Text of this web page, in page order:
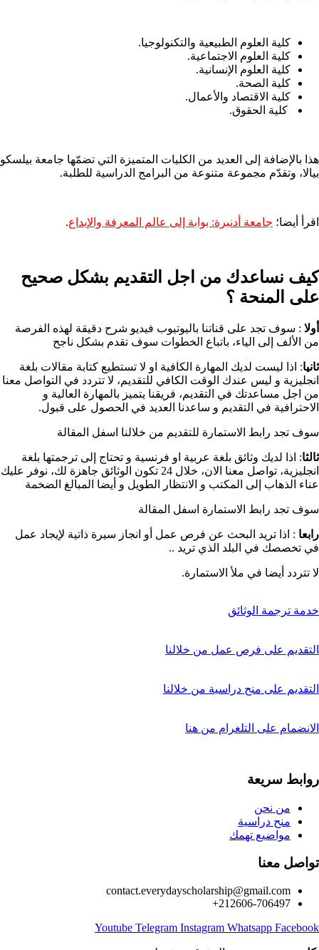
كلية العلوم الطبيعية والتكنولوجيا.
كلية العلوم الاجتماعية.
كلية العلوم الإنسانية.
كلية الصحة.
كلية الاقتصاد والأعمال.
كلية الحقوق.
هذا بالإضافة إلى العديد من الكليات المتميزة التي تضمّها جامعة بيلسكو
بيالا، وتقدّم مجموعة متنوعة من البرامج الدراسية للطلبة.
اقرأ أيضا؛ جامعة أدنبرة: بوابة إلى عالم المعرفة والإبداع.
كيف نساعدك من اجل التقديم بشكل صحيح
على المنحة ؟​
أولا : سوف تجد على قناتنا باليوتيوب فيديو شرح دقيقة لهذه الفرصة
من الألف إلى الياء، باتباع الخطوات سوف تقدم بشكل ناجح
ثانيا: اذا ليست لديك المهارة الكافية او لا تستطيع كتابة مقالات بلغة
انجليزية و ليس عندك الوقت الكافي للتقديم، لا تتردد في التواصل معنا
من اجل مساعدتك في التقديم، فريقنا يتميز بالمهارة العالية و
الاحترافية في التقديم و ساعدنا العديد في الحصول على قبول.
سوف تجد رابط الاستمارة للتقديم من خلالنا اسفل المقالة
ثالثا: اذا لديك وثائق بلغة عربية او فرنسية و تحتاج إلى ترجمتها بلغة
انجليزية، تواصل معنا الان، خلال 24 تكون الوثائق جاهزة لك، نوفر عليك
عناء الذهاب إلى المكتب و الانتظار الطويل و أيضا المبالغ الضخمة
سوف تجد رابط الاستمارة اسفل المقالة
رابعا : اذا تريد البحث عن فرص عمل أو انجاز سيرة ذاتية لإيجاد عمل
في تخصصك في البلد الذي تريد ..
لا تتردد أيضا في ملأ الاستمارة.
خدمة ترجمة الوثائق
التقديم على فرص عمل من خلالنا
التقديم على منح دراسية من خلالنا
الانضمام على التلغرام من هنا
روابط سريعة
من نحن
منح دراسية
مواضيع تهمك
تواصل معنا
contact.everydayscholarship@gmail.com
212606-706497+
Youtube Telegram Instagram Whatsapp Facebook